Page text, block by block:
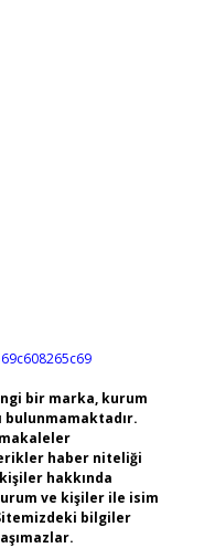
bir marka, kurum
bulunmamaktadır.
makaleler
haber niteliği
hakkında
ve kişiler ile isim
bilgiler